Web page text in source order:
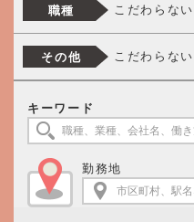
職種 こだわらない
その他 こだわらない
キーワード
勤務地